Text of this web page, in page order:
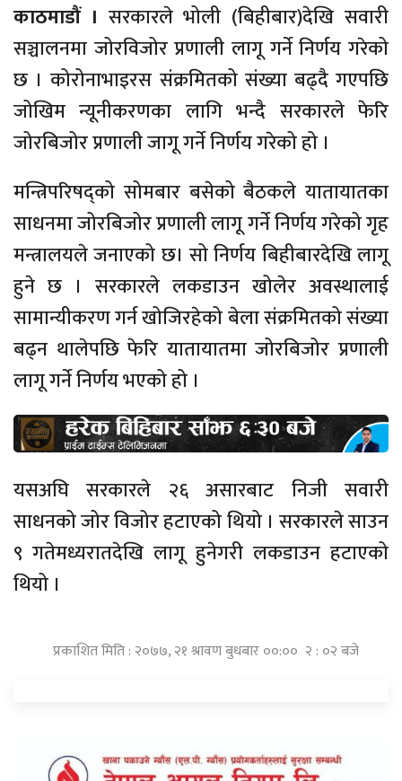
काठमाडौं । सरकारले भोली (बिहीबार)देखि सवारी
सञ्चालनमा जोरविजोर प्रणाली लागू गर्ने निर्णय गरेको
छ । कोरोनाभाइरस संक्रमितको संख्या बढ्दै गएपछि
जोखिम न्यूनीकरणका लागि भन्दै सरकारले फेरि
जोरबिजोर प्रणाली जागू गर्ने निर्णय गरेको हो ।
मन्त्रिपरिषद्को सोमबार बसेको बैठकले यातायातका
साधनमा जोरबिजोर प्रणाली लागू गर्ने निर्णय गरेको गृह
मन्त्रालयले जनाएको छ। सो निर्णय बिहीबारदेखि लागू
हुने छ । सरकारले लकडाउन खोलेर अवस्थालाई
सामान्यीकरण गर्न खोजिरहेको बेला संक्रमितको संख्या
बढ्न थालेपछि फेरि यातायातमा जोरबिजोर प्रणाली
लागू गर्ने निर्णय भएको हो ।
यसअघि सरकारले २६ असारबाट निजी सवारी
साधनको जोर विजोर हटाएको थियो । सरकारले साउन
९ गतेमध्यरातदेखि लागू हुनेगरी लकडाउन हटाएको
थियो ।
प्रकाशित मिति : २०७७, २१ श्रावण बुधबार ००:०० २ : ०२ बजे